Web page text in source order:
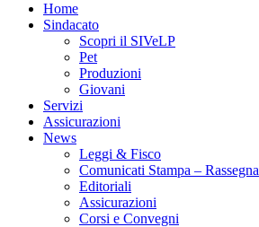
Home
Sindacato
Scopri il SIVeLP
Pet
Produzioni
Giovani
Servizi
Assicurazioni
News
Leggi & Fisco
Comunicati Stampa – Rassegna
Editoriali
Assicurazioni
Corsi e Convegni